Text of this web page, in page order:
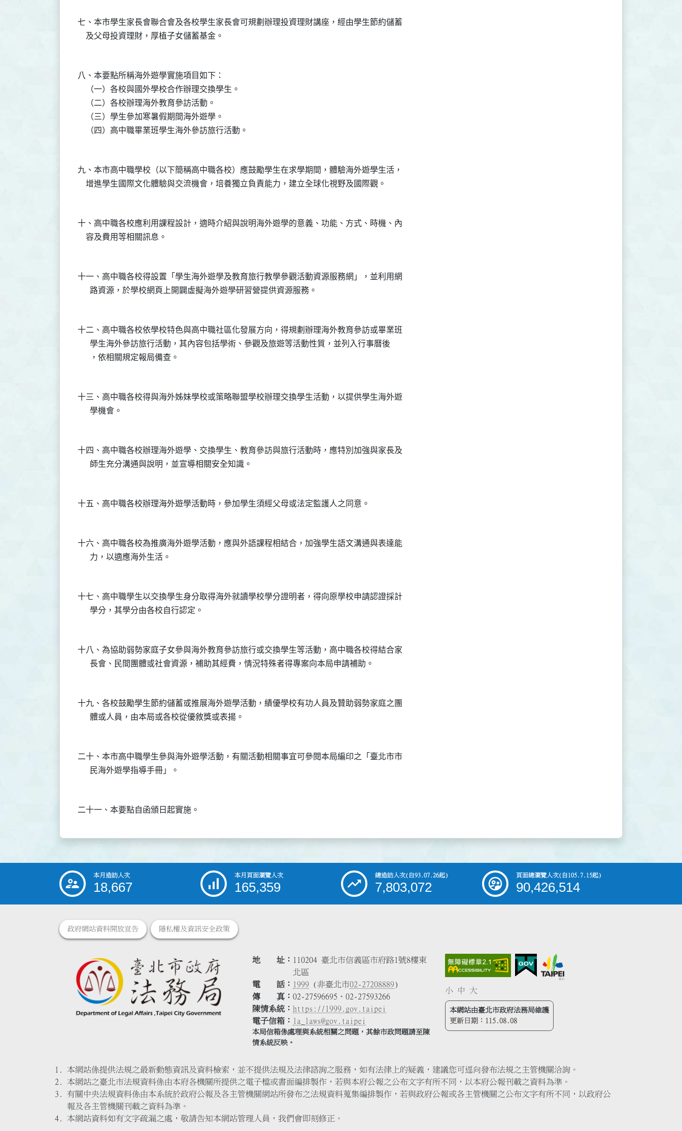
七、本市學生家長會聯合會及各校學生家長會可規劃辦理投資理財講座，經由學生節約儲蓄
八、本要點所稱海外遊學實施項目如下：
    （一）各校與國外學校合作辦理交換學生。
    （二）各校辦理海外教育參訪活動。
    （三）學生參加寒暑假期間海外遊學。
九、本市高中職學校（以下簡稱高中職各校）應鼓勵學生在求學期間，體驗海外遊學生活，
十、高中職各校應利用課程設計，適時介紹與說明海外遊學的意義、功能、方式、時機、內
十一、高中職各校得設置「學生海外遊學及教育旅行教學參觀活動資源服務網」，並利用網
十二、高中職各校依學校特色與高中職社區化發展方向，得規劃辦理海外教育參訪或畢業班
      學生海外參訪旅行活動，其內容包括學術、參觀及旅遊等活動性質，並列入行事曆後
十三、高中職各校得與海外姊妹學校或策略聯盟學校辦理交換學生活動，以提供學生海外遊
十四、高中職各校辦理海外遊學、交換學生、教育參訪與旅行活動時，應特別加強與家長及
十六、高中職各校為推廣海外遊學活動，應與外語課程相結合，加強學生語文溝通與表達能
十七、高中職學生以交換學生身分取得海外就讀學校學分證明者，得向原學校申請認證採計
十八、為協助弱勢家庭子女參與海外教育參訪旅行或交換學生等活動，高中職各校得結合家
十九、各校鼓勵學生節約儲蓄或推展海外遊學活動，績優學校有功人員及贊助弱勢家庭之團
二十、本市高中職學生參與海外遊學活動，有關活動相關事宜可參閱本局編印之「臺北市市
::: 本月造訪人次
18,667
本月頁面瀏覽人次
165,359
總造訪人次(自93.07.26起)
7,803,072
頁面總瀏覽人次(自105.7.15起)
90,426,514
政府網站資料開放宣告 隱私權及資訊安全政策
地 址
110204 臺北市信義區市府路1號8樓東
北區
電 話
1999 (非臺北市02-27208889)
傳 真
02-27596695、02-27593266
陳情系統
https://1999.gov.taipei
電子信箱
la_laws@gov.taipei
本局信箱係處理與系統相關之問題，其餘市政問題請至陳
情系統反映。
小 中 大
本網站由臺北市政府法務局維護
更新日期： 115.08.08
本網站係提供法規之最新動態資訊及資料檢索，並不提供法規及法律諮詢之服務，如有法律上的疑義，建議您可逕向發布法規之主管機關洽詢。
本網站之臺北市法規資料係由本府各機關所提供之電子檔或書面編排製作，若與本府公報之公布文字有所不同，以本府公報刊載之資料為準。
有關中央法規資料係由本系統於政府公報及各主管機關網站所發布之法規資料蒐集編排製作，若與政府公報或各主管機關之公布文字有所不同，以政府公
報及各主管機關刊載之資料為準。
本網站資料如有文字疏漏之處，敬請告知本網站管理人員，我們會即刻修正。